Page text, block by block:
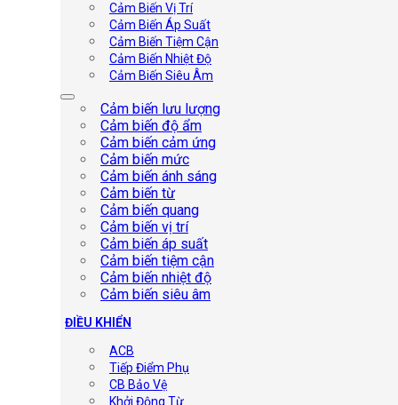
Cảm Biến Vị Trí
Cảm Biến Áp Suất
Cảm Biến Tiệm Cận
Cảm Biến Nhiệt Độ
Cảm Biến Siêu Âm
Cảm biến lưu lượng
Cảm biến độ ẩm
Cảm biến cảm ứng
Cảm biến mức
Cảm biến ánh sáng
Cảm biến từ
Cảm biến quang
Cảm biến vị trí
Cảm biến áp suất
Cảm biến tiệm cận
Cảm biến nhiệt độ
Cảm biến siêu âm
ĐIỀU KHIỂN
ACB
Tiếp Điểm Phụ
CB Bảo Vệ
Khởi Động Từ